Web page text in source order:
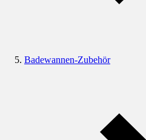
Badewannen-Zubehör